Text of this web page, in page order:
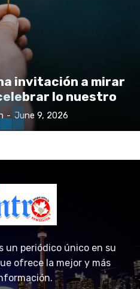
invitación a mirar
lo nuestro
- June 9, 2026
un periódico único en su
ofrece la mejor y más